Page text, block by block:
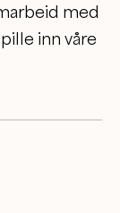
med
inn våre